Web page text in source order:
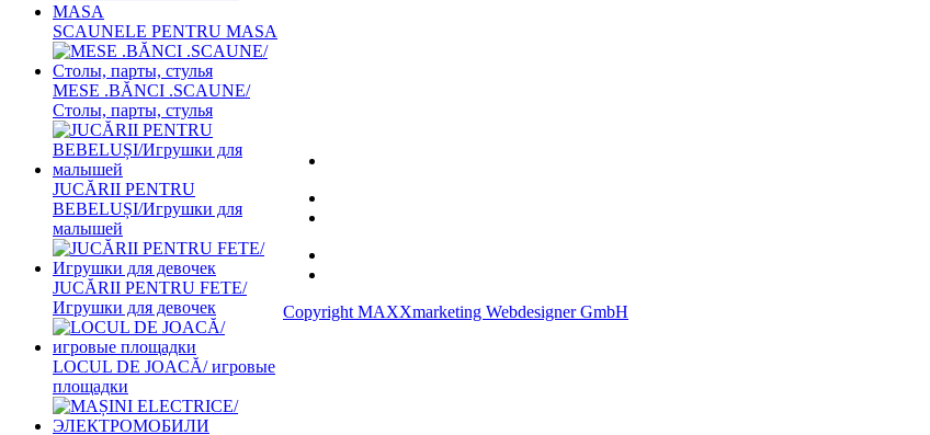
Copyright MAXXmarketing Webdesigner GmbH
SCAUNELE PENTRU MASA
MESE .BĂNCI .SCAUNE/
Столы, парты, стулья
JUCĂRII PENTRU
BEBELUȘI/Игрушки для
малышей
JUCĂRII PENTRU FETE/
Игрушки для девочек
LOCUL DE JOACĂ/ игровые
площадки